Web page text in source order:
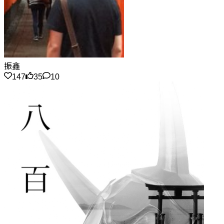
振鑫
147
35 10